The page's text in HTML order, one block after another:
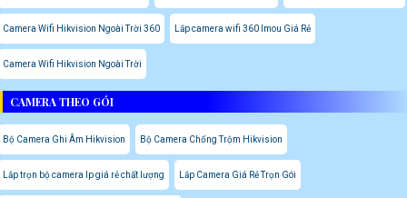
Camera Wifi Hikvision Ngoài Trời 360 Lắp camera wifi 360 Imou Giá Rẻ
Camera Wifi Hikvision Ngoài Trời
CAMERA THEO GÓI
Bộ Camera Ghi Âm Hikvision Bộ Camera Chống Trộm Hikvision
Lắp trọn bộ camera Ip giá rẻ chất lượng Lắp Camera Giá Rẻ Trọn Gói